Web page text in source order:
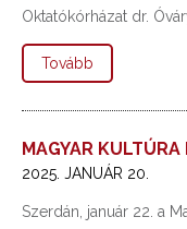
Oktatókórházat dr.
Tovább
MAGYAR KULTÚRA
2025. JANUÁR 20.
Szerdán, január 22. a